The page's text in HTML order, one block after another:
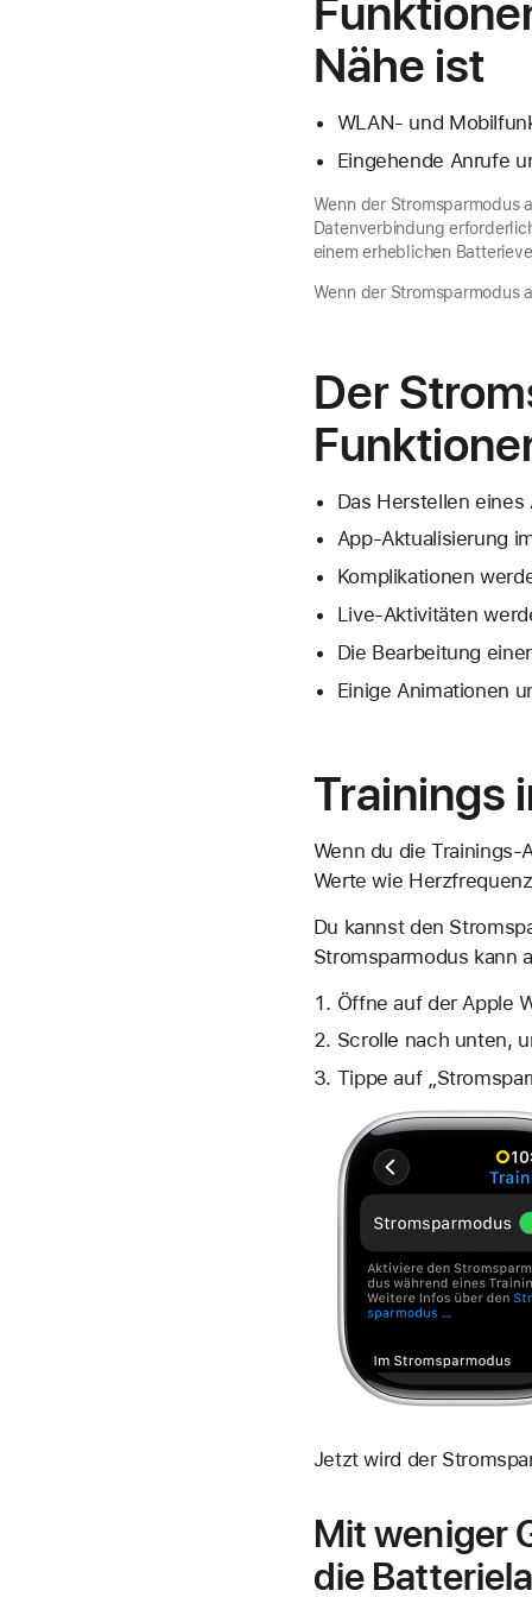
Nähe ist
WLAN- und
Eingehende Anrufe
Wenn der Stromsparmodus
Datenverbindung
einem erheblichen
Wenn der Stromsparmodus
Der
Das Herstellen
App-Aktualisierung
Komplikationen
Live-Aktivitäten
Die Bearbeitung
Einige Animationen
Trainings
Wenn du die
Werte wie
Du kannst den
Stromsparmodus kann
Öffne auf der Apple
Scrolle nach unten,
Tippe auf
Jetzt wird der
Mit weniger
die